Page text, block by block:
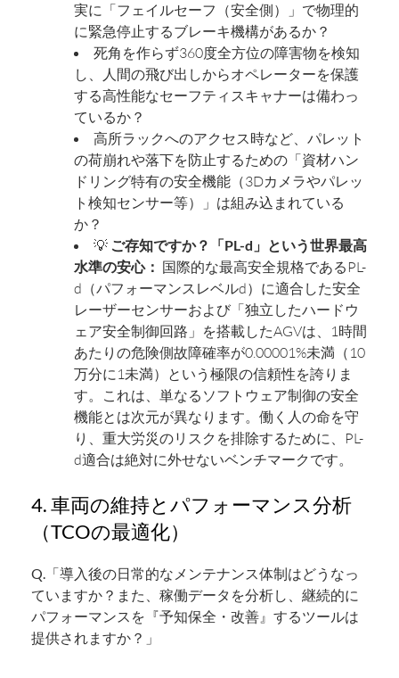
実に「フェイルセーフ（安全側）」で物理的
に緊急停止するブレーキ機構があるか？
死角を作らず360度全方位の障害物を検知
し、人間の飛び出しからオペレーターを保護
する高性能なセーフティスキャナーは備わっ
ているか？
高所ラックへのアクセス時など、パレット
の荷崩れや落下を防止するための「資材ハン
ドリング特有の安全機能（3Dカメラやパレッ
ト検知センサー等）」は組み込まれている
か？
💡 ご存知ですか？「PL-d」という世界最高
水準の安心： 国際的な最高安全規格であるPL-
d（パフォーマンスレベルd）に適合した安全
レーザーセンサーおよび「独立したハードウ
ェア安全制御回路」を搭載したAGVは、1時間
あたりの危険側故障確率が0.00001%未満（10
万分に1未満）という極限の信頼性を誇りま
す。これは、単なるソフトウェア制御の安全
機能とは次元が異なります。働く人の命を守
り、重大労災のリスクを排除するために、PL-
d適合は絶対に外せないベンチマークです。
4. 車両の維持とパフォーマンス分析
（TCOの最適化）
Q.「導入後の日常的なメンテナンス体制はどうなっ
ていますか？また、稼働データを分析し、継続的に
パフォーマンスを『予知保全・改善』するツールは
提供されますか？」